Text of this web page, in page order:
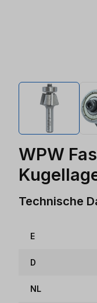
WPW
Technische
E
D
NL